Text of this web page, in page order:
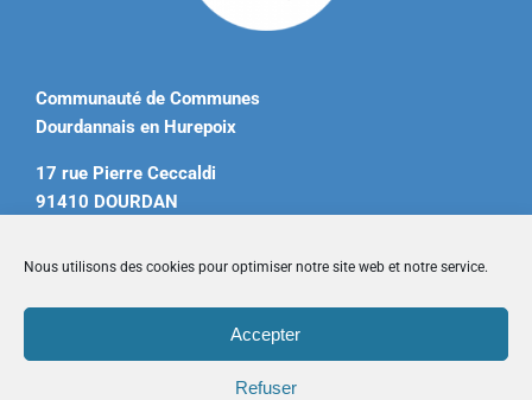
Nous utilisons des cookies pour optimiser notre site web et notre service.
Accepter
Refuser
Communauté de Communes
Dourdannais en Hurepoix
17 rue Pierre Ceccaldi
91410 DOURDAN
contact@ccdourdannais.com
Accueil|Plan du site|Mentions légales|Contactez-nous